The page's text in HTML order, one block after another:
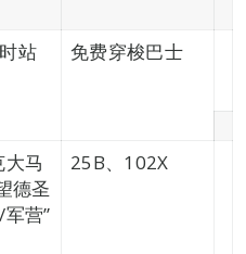
站 免费穿梭巴士
大马
德圣
营”
25B、102X